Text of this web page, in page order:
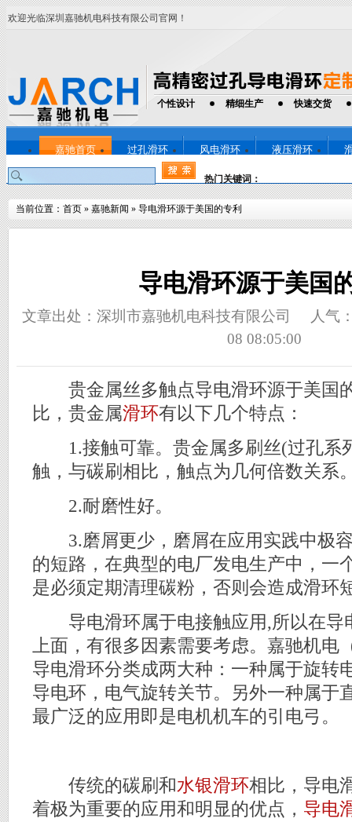
欢迎光临深圳嘉驰机电科技有限公司官网！
个性设计 精细生产 快速交货
嘉驰首页 过孔滑环 风电滑环 液压滑环
热门关键词：
当前位置： 首页 » 嘉驰新闻 » 导电滑环源于美国的专利
导电滑环源于美国
文章出处：深圳市嘉驰机电科技有限公司
人气
08 08:05:00
贵金属丝多触点导电滑环源于美国
比，贵金属滑环有以下几个特点：
1.接触可靠。贵金属多刷丝(过孔系
触，与碳刷相比，触点为几何倍数关系
2.耐磨性好。
3.磨屑更少，磨屑在应用实践中极
的短路，在典型的电厂发电生产中，一
是必须定期清理碳粉，否则会造成滑环
导电滑环属于电接触应用,所以在导
上面，有很多因素需要考虑。嘉驰机电
导电滑环分类成两大种：一种属于旋转
导电环，电气旋转关节。另外一种属于
最广泛的应用即是电机机车的引电弓。
传统的碳刷和水银滑环相比，导电
着极为重要的应用和明显的优点， 导电